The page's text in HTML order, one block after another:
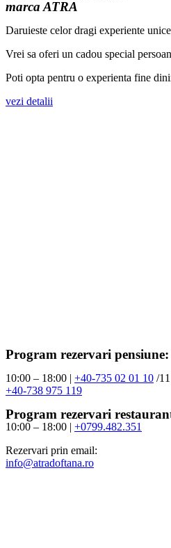
marca ATRA
Daruieste celor dragi experiente
Vrei sa oferi un cadou special
Poti opta pentru o experienta fine
vezi detalii
Program rezervari pensiune:
10:00 – 18:00 | +40-735 02 01 10 /11
+40-738 975 119
Program rezervari
10:00 – 18:00 | +0799.482.351
Rezervari prin email:
info@atradoftana.ro